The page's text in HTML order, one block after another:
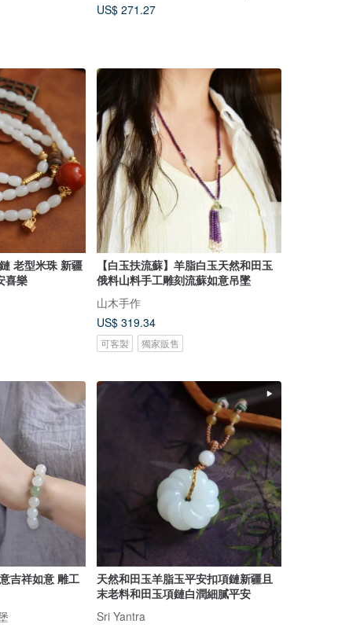
US$ 271.27
老型米珠 新疆
喜樂
【白玉扶流蘇】羊脂白玉天然和田玉
俄料山料手工雕刻流蘇如意吊墜
山木手作
US$ 319.34
可客製 獨家販售
吉祥如意 雕工
天然和田玉羊脂玉平安扣項鏈新疆且
末老料和田玉項鏈白潤細膩平安
Sri Yantra